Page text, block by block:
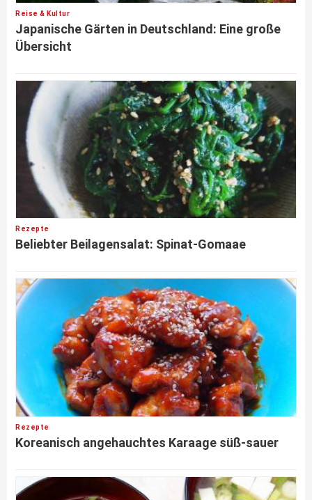
Reise & Kultur
Japanische Gärten in Deutschland: Eine große
Übersicht
Rezepte
Beliebter Beilagensalat: Spinat-Gomaae
Rezepte
Koreanisch angehauchtes Karaage süß-sauer